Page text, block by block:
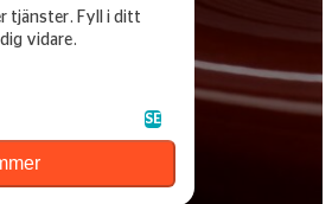
tjänster. Fyll i ditt
vidare.
SE